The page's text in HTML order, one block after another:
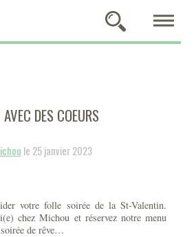
DES COEURS
le 25 janvier 2023
votre folle soirée de la St-Valentin.
chez Michou et réservez notre menu
de rêve…